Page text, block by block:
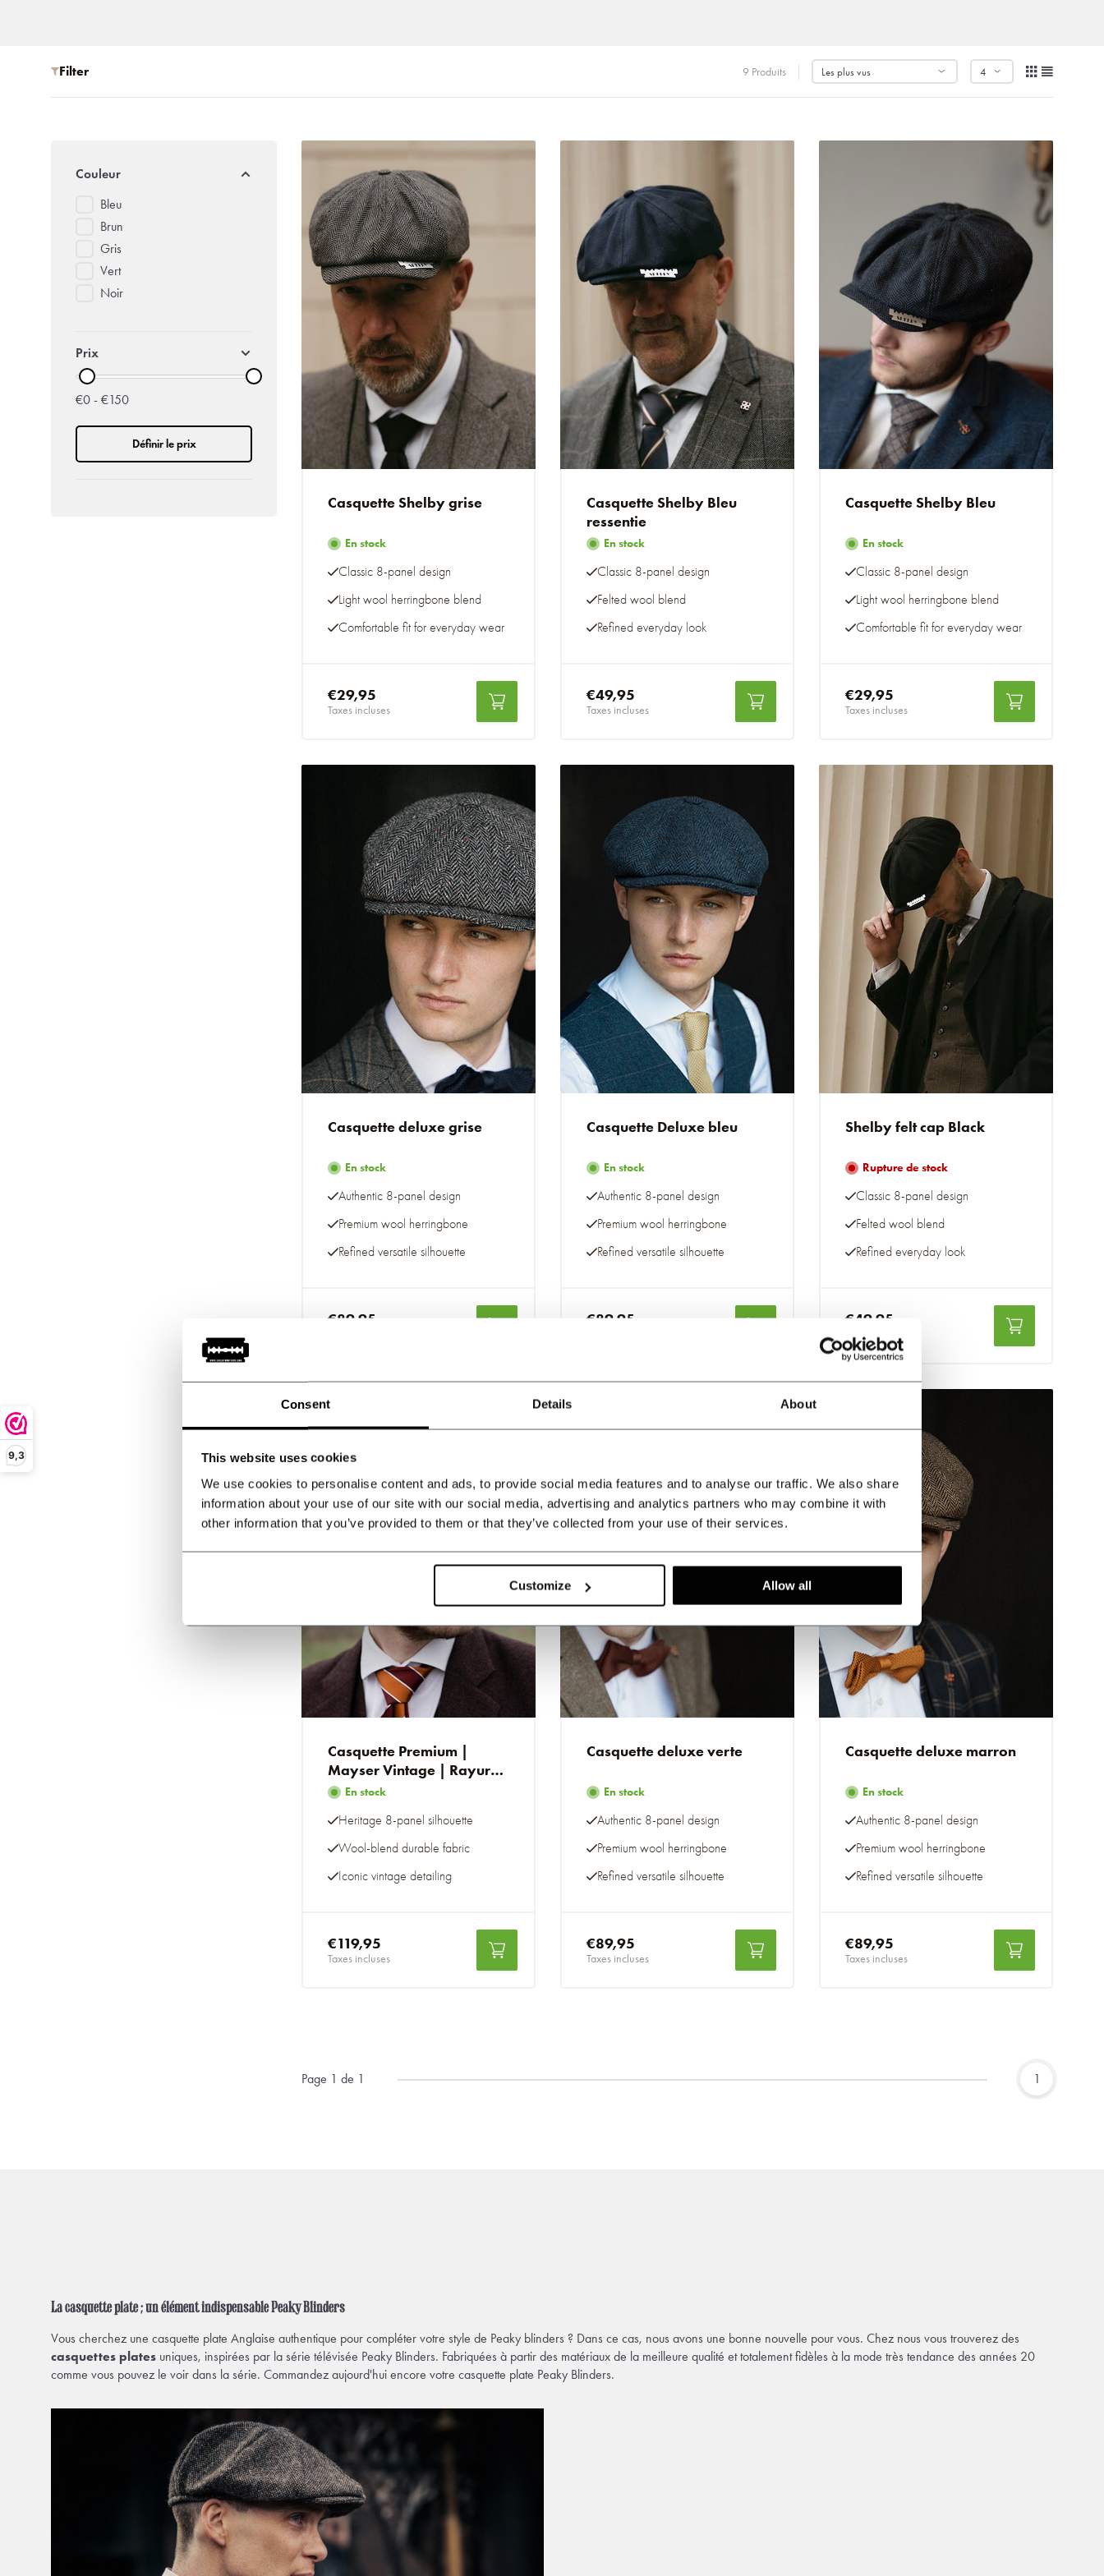
Consent Details About
This website uses cookies
We use cookies to personalise content and ads, to provide social media features and to analyse our traffic. We also share
information about your use of our site with our social media, advertising and analytics partners who may combine it with
other information that you’ve provided to them or that they’ve collected from your use of their services.
Customize Allow all
9,3
Filter 9 Produits
Couleur
Bleu
Brun
Gris
Vert
Noir
Prix
€0 - €150
Définir le prix
Casquette Shelby grise
En stock
Classic 8-panel design
Light wool herringbone blend
Comfortable fit for everyday wear
€29,95
Taxes incluses
Casquette Shelby Bleu
ressentie
En stock
Classic 8-panel design
Felted wool blend
Refined everyday look
€49,95
Taxes incluses
Casquette Shelby Bleu
En stock
Classic 8-panel design
Light wool herringbone blend
Comfortable fit for everyday wear
€29,95
Taxes incluses
Casquette deluxe grise
En stock
Authentic 8-panel design
Premium wool herringbone
Refined versatile silhouette
€89,95
Casquette Deluxe bleu
En stock
Authentic 8-panel design
Premium wool herringbone
Refined versatile silhouette
€89,95
Shelby felt cap Black
Rupture de stock
Classic 8-panel design
Felted wool blend
Refined everyday look
€49,95
Taxes incluses
Casquette Premium |
Mayser Vintage | Rayures
marron
En stock
Heritage 8-panel silhouette
Wool-blend durable fabric
Iconic vintage detailing
€119,95
Taxes incluses
Casquette deluxe verte
En stock
Authentic 8-panel design
Premium wool herringbone
Refined versatile silhouette
€89,95
Taxes incluses
Casquette deluxe marron
En stock
Authentic 8-panel design
Premium wool herringbone
Refined versatile silhouette
€89,95
Taxes incluses
Page 1 de 1 1
La casquette plate ; un élément indispensable Peaky Blinders
Vous cherchez une casquette plate Anglaise authentique pour compléter votre style de Peaky blinders ? Dans ce cas, nous avons une bonne nouvelle pour vous. Chez nous vous trouverez des
casquettes plates uniques, inspirées par la série télévisée Peaky Blinders. Fabriquées à partir des matériaux de la meilleure qualité et totalement fidèles à la mode très tendance des années 20
comme vous pouvez le voir dans la série. Commandez aujourd'hui encore votre casquette plate Peaky Blinders.